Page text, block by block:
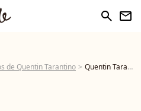
search newsletter
de Quentin Tarantino Quentin Tarantino à San Diego, le 11 juillet 2015. - Photo